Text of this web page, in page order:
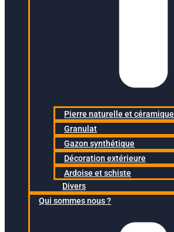
Pierre naturelle et céramique
Granulat
Gazon synthétique
Décoration extérieure
Ardoise et schiste
Divers
Qui sommes nous ?